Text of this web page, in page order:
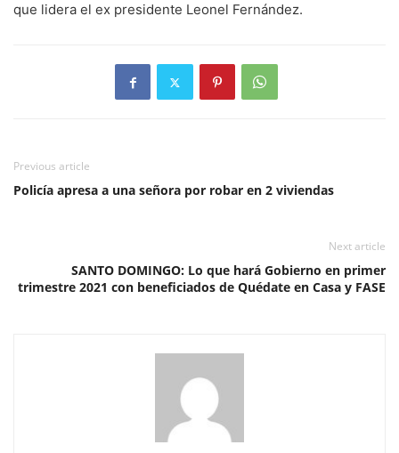
que lidera el ex presidente Leonel Fernández.
Previous article
Policía apresa a una señora por robar en 2 viviendas
Next article
SANTO DOMINGO: Lo que hará Gobierno en primer
trimestre 2021 con beneficiados de Quédate en Casa y FASE